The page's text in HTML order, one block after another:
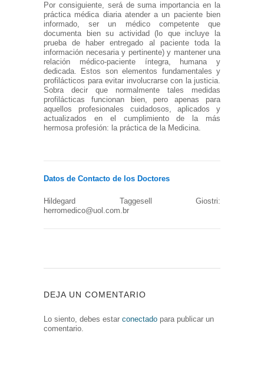
Por consiguiente, será de suma importancia en la
práctica médica diaria atender a un paciente bien
informado, ser un médico competente que
documenta bien su actividad (lo que incluye la
prueba de haber entregado al paciente toda la
información necesaria y pertinente) y mantener una
relación médico-paciente íntegra, humana y
dedicada. Estos son elementos fundamentales y
profilácticos para evitar involucrarse con la justicia.
Sobra decir que normalmente tales medidas
profilácticas funcionan bien, pero apenas para
aquellos profesionales cuidadosos, aplicados y
actualizados en el cumplimiento de la más
hermosa profesión: la práctica de la Medicina.
Datos de Contacto de los Doctores
Hildegard Taggesell Giostri:
herromedico@uol.com.br
DEJA UN COMENTARIO
Lo siento, debes estar conectado para publicar un
comentario.